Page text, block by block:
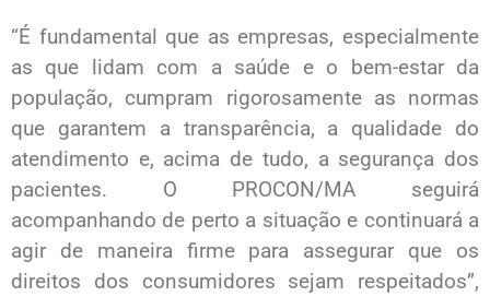
“É fundamental que as empresas, especialmente
as que lidam com a saúde e o bem-estar da
população, cumpram rigorosamente as normas
que garantem a transparência, a qualidade do
atendimento e, acima de tudo, a segurança dos
pacientes. O PROCON/MA seguirá
acompanhando de perto a situação e continuará a
agir de maneira firme para assegurar que os
direitos dos consumidores sejam respeitados”,